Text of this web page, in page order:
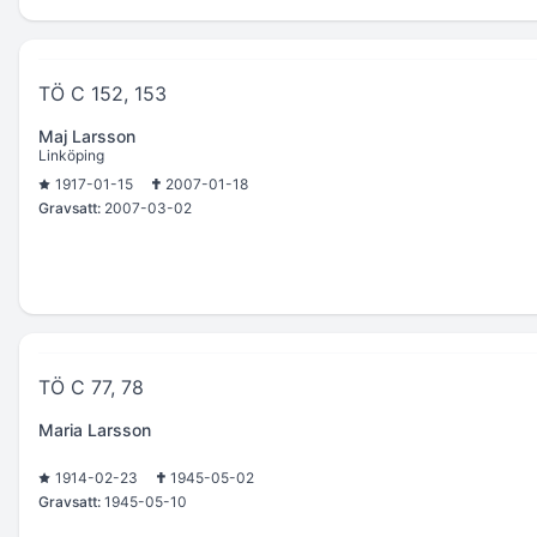
TÖ C 152, 153
Maj Larsson
Linköping
1917-01-15
2007-01-18
Gravsatt: 2007-03-02
TÖ C 77, 78
Maria Larsson
1914-02-23
1945-05-02
Gravsatt: 1945-05-10